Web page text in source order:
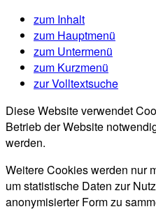
zum Inhalt
zum Hauptmenü
zum Untermenü
zum Kurzmenü
zur Volltextsuche
Diese Website verwendet
Betrieb der Website
werden.
Weitere Cookies werden nur
um statistische Daten zur
anonymisierter Form zu